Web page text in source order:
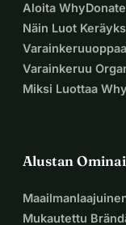
Aloita
Näin Luot
Varainkeruu
Miksi Luottaa
Alustan
Mukautettu